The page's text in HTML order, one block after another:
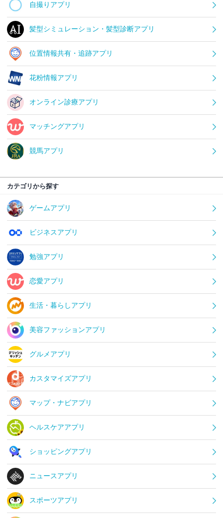
自撮りアプリ
髪型シミュレーション・髪型診断アプリ
位置情報共有・追跡アプリ
花粉情報アプリ
オンライン診療アプリ
マッチングアプリ
競馬アプリ
カテゴリから探す
ゲームアプリ
ビジネスアプリ
勉強アプリ
恋愛アプリ
生活・暮らしアプリ
美容ファッションアプリ
グルメアプリ
カスタマイズアプリ
マップ・ナビアプリ
ヘルスケアアプリ
ショッピングアプリ
ニュースアプリ
スポーツアプリ